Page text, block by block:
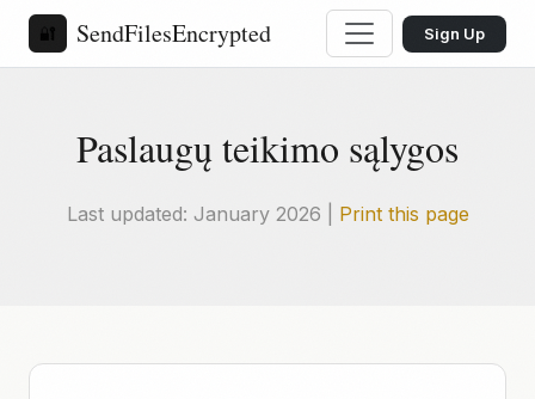
🔐 SendFilesEncrypted Sign Up
Paslaugų teikimo sąlygos
Last updated: January 2026 | Print this page